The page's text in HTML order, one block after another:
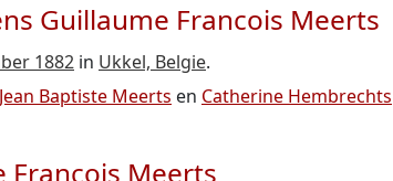
Guillaume Francois Meerts
1882 in Ukkel, Belgie.
Jean Baptiste Meerts en Catherine Hembrechts
Francois Meerts